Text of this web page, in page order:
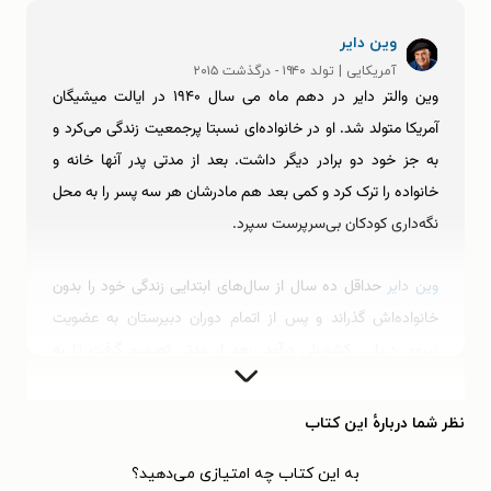
وین دایر
آمریکایی | تولد ۱۹۴۰ - درگذشت ۲۰۱۵
وین والتر دایر در دهم ماه می سال ۱۹۴۰ در ایالت میشیگان
آمریکا متولد شد. او در خانواده‌ای نسبتا پرجمعیت زندگی می‌کرد و
به جز خود دو برادر دیگر داشت. بعد از مدتی پدر آنها خانه و
خانواده را ترک کرد و کمی بعد هم مادرشان هر سه پسر را به محل‌
نگه‌داری کودکان بی‌سرپرست سپرد.
وین دایرحداقل ده سال از سال‌های ابتدایی زندگی خود را بدون
خانواده‌اش گذراند و پس از اتمام دوران دبیرستان به عضویت
دانشگاه پا بگذارد، بنابراین رشته‌ی مدیریت را برای ادامه‌ی مسیر
خود انتخاب کرد و وارد دانشگاه شد. پس از گذراندن دوران
شروع کرد و بعد با مشاوره‌ی فردی به دانش‌آموزان و مربی‌گری
نظر شما دربارهٔ این کتاب
به این کتاب چه امتیازی می‌دهید؟